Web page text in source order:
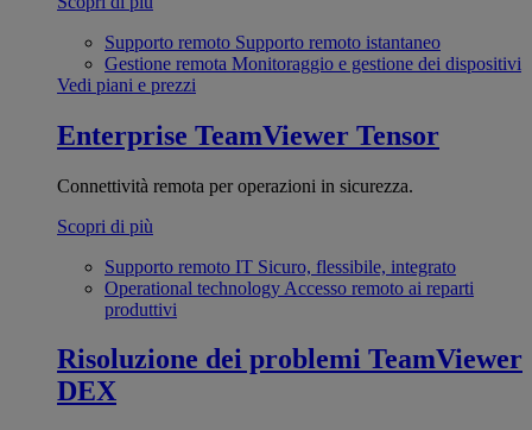
Supporto remoto Supporto remoto istantaneo
Gestione remota Monitoraggio e gestione dei dispositivi
Vedi piani e prezzi
Enterprise TeamViewer Tensor
Connettività remota per operazioni in sicurezza.
Scopri di più
Supporto remoto IT Sicuro, flessibile, integrato
Operational technology Accesso remoto ai reparti
produttivi
Risoluzione dei problemi TeamViewer
DEX